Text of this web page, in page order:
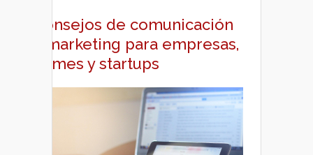
Consejos de comunicación
y marketing para empresas,
pymes y startups